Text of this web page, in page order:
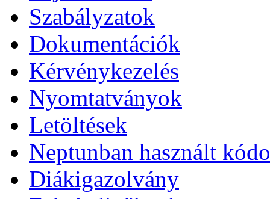
Szabályzatok
Dokumentációk
Kérvénykezelés
Nyomtatványok
Letöltések
Neptunban használt
Diákigazolvány